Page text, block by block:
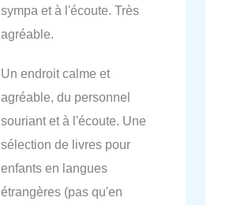
sympa et à l'écoute. Très
agréable.
Un endroit calme et
agréable, du personnel
souriant et à l'écoute. Une
sélection de livres pour
enfants en langues
étrangères (pas qu'en